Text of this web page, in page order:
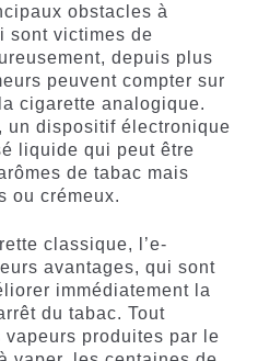
obstacles à
sont victimes de
depuis plus
peuvent compter sur
cigarette analogique.
un dispositif électronique
liquide qui peut être
de tabac mais
ou crémeux.
classique, l’e-
avantages, qui sont
immédiatement la
du tabac. Tout
vapeurs produites par le